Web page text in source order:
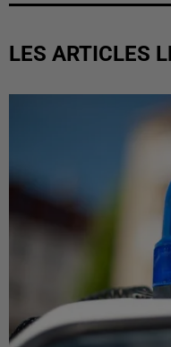
LES ARTICLES